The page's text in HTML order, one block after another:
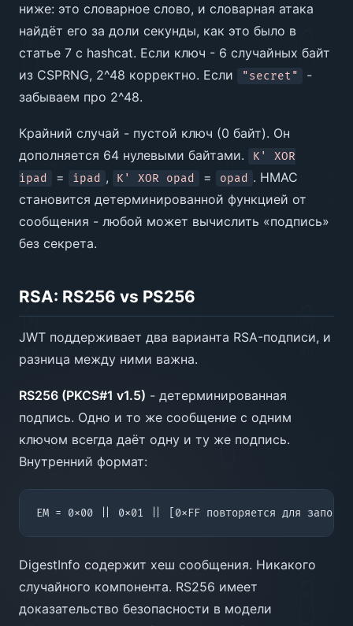
ниже: это словарное слово, и словарная атака
найдёт его за доли секунды, как это было в
статье 7 с hashcat. Если ключ - 6 случайных байт
из CSPRNG, 2^48 корректно. Если
"secret"
-
забываем про 2^48.
Крайний случай - пустой ключ (0 байт). Он
дополняется 64 нулевыми байтами.
K' XOR
ipad
= ipad , K' XOR opad = opad . HMAC
становится детерминированной функцией от
сообщения - любой может вычислить «подпись»
без секрета.
RSA: RS256 vs PS256
JWT поддерживает два варианта RSA-подписи, и
разница между ними важна.
RS256 (PKCS#1 v1.5) - детерминированная
подпись. Одно и то же сообщение с одним
ключом всегда даёт одну и ту же подпись.
Внутренний формат:
DigestInfo содержит хеш сообщения. Никакого
случайного компонента. RS256 имеет
доказательство безопасности в модели